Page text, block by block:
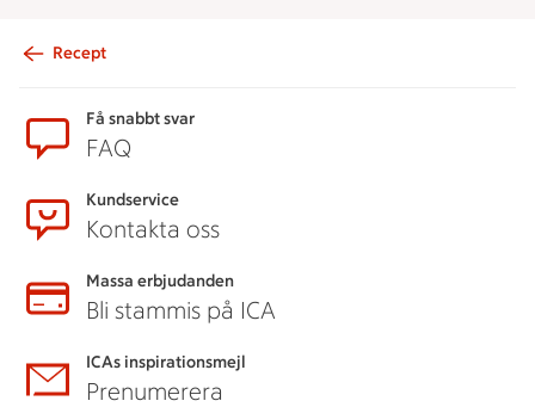
Recept
Få snabbt svar
FAQ
Kundservice
Kontakta oss
Massa erbjudanden
Bli stammis på ICA
ICAs inspirationsmejl
Prenumerera